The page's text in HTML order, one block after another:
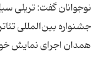
نوجوانان گفت: تریلی
جشنواره بین‌المللی
همدان اجرای نمایش